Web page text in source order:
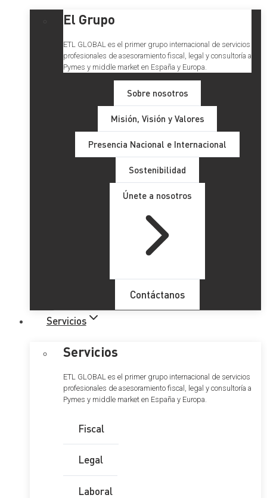
El Grupo
ETL GLOBAL es el primer grupo internacional de servicios
profesionales de asesoramiento fiscal, legal y consultoría a
Pymes y middle market en España y Europa.
Sobre nosotros
Misión, Visión y Valores
Presencia Nacional e Internacional
Sostenibilidad
Únete a nosotros
Contáctanos
Servicios
Servicios
ETL GLOBAL es el primer grupo internacional de servicios
profesionales de asesoramiento fiscal, legal y consultoría a
Pymes y middle market en España y Europa.
Fiscal
Legal
Laboral